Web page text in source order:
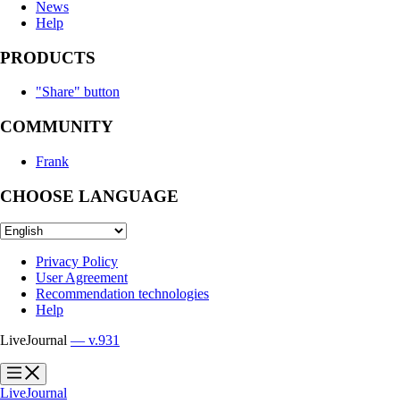
News
Help
PRODUCTS
"Share" button
COMMUNITY
Frank
CHOOSE LANGUAGE
Privacy Policy
User Agreement
Recommendation technologies
Help
LiveJournal — v.931
?
?
LiveJournal